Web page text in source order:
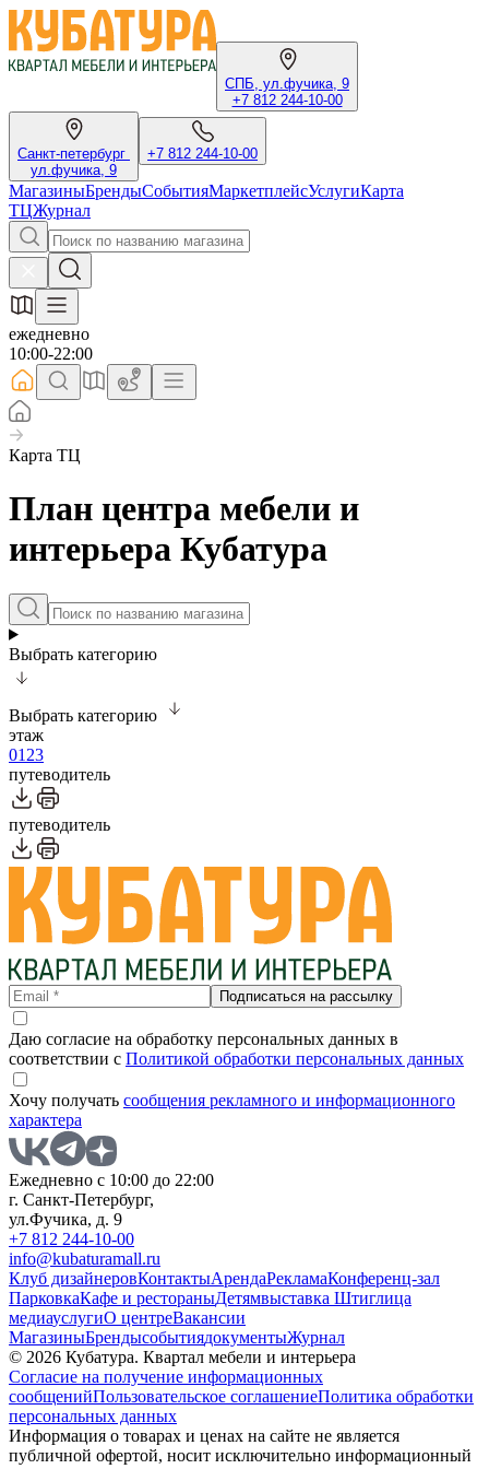
СПБ, ул.фучика, 9
+7 812 244-10-00
Санкт-петербург
ул.фучика, 9
+7 812 244-10-00
МагазиныБрендыСобытияМаркетплейсУслугиКарта
ТЦЖурнал
ежедневно
10:00-22:00
Карта ТЦ
План центра мебели и
интерьера Кубатура
Выбрать категорию
Выбрать категорию
этаж
01 23
путеводитель
путеводитель
Подписаться на рассылку
Даю согласие на обработку персональных данных в
соответствии с Политикой обработки персональных данных
Хочу получать сообщения рекламного и информационного
характера
Ежедневно с 10:00 до 22:00
г. Санкт-Петербург,
ул.Фучика, д. 9
+7 812 244-10-00
info@kubaturamall.ru
Клуб дизайнеровКонтактыАрендаРекламаКонференц-зал
ПарковкаКафе и рестораныДетямвыставка Штиглица
медиауслугиО центреВакансии
МагазиныБрендысобытиядокументыЖурнал
© 2026 Кубатура. Квартал мебели и интерьера
Согласие на получение информационных
сообщенийПользовательское соглашениеПолитика обработки
персональных данных
Информация о товарах и ценах на сайте не является
публичной офертой, носит исключительно информационный